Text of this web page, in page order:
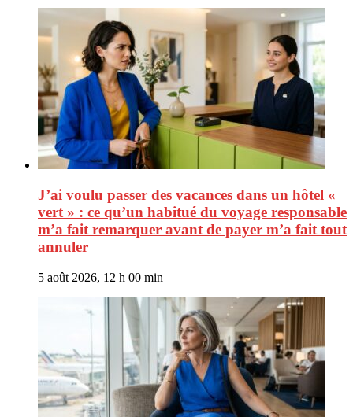
J’ai voulu passer des vacances dans un hôtel «
vert » : ce qu’un habitué du voyage responsable
m’a fait remarquer avant de payer m’a fait tout
annuler
5 août 2026, 12 h 00 min